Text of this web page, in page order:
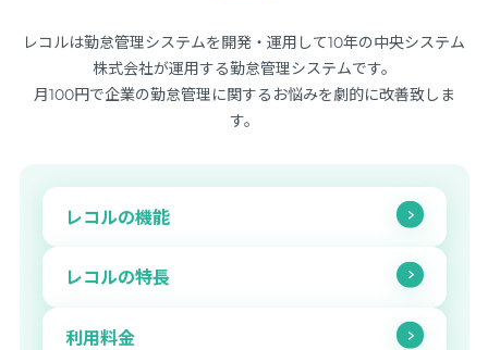
レコルは勤怠管理システムを開発・運用して10年の中央システム
株式会社が運用する勤怠管理システムです。
月100円で企業の勤怠管理に関するお悩みを劇的に改善致しま
す。
レコルの機能
レコルの特長
利用料金